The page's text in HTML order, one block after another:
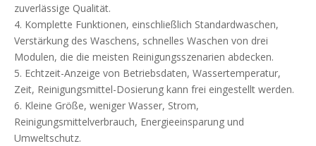
zuverlässige Qualität.
4. Komplette Funktionen, einschließlich Standardwaschen,
Verstärkung des Waschens, schnelles Waschen von drei
Modulen, die die meisten Reinigungsszenarien abdecken.
5. Echtzeit-Anzeige von Betriebsdaten, Wassertemperatur,
Zeit, Reinigungsmittel-Dosierung kann frei eingestellt werden.
6. Kleine Größe, weniger Wasser, Strom,
Reinigungsmittelverbrauch, Energieeinsparung und
Umweltschutz.